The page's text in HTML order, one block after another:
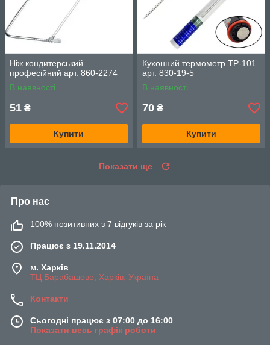
Ніж кондитерський
професійний арт. 860-2274
В наявності
51 ₴
Купити
Кухонний термометр TP-101
арт. 830-19-5
В наявності
70 ₴
Купити
Показати ще
Про нас
100% позитивних з 7 відгуків за рік
Працює з 19.11.2014
м. Харків
ТЦ Барабашово, Харків, Україна
Контакти
Сьогодні працює з 07:00 до 16:00
Показати весь графік роботи